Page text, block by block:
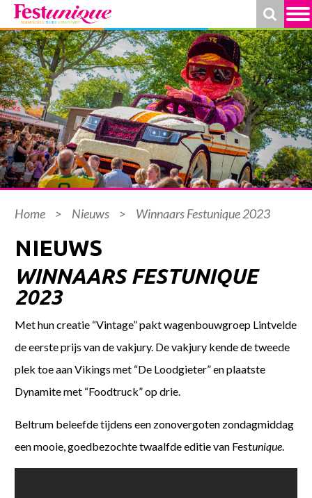
Home > Nieuws > Winnaars Festunique 2023
NIEUWS
WINNAARS FESTUNIQUE
2023
Met hun creatie “Vintage” pakt wagenbouwgroep Lintvelde
de eerste prijs van de vakjury. De vakjury kende de tweede
plek toe aan Vikings met “De Loodgieter” en plaatste
Dynamite met “Foodtruck” op drie.
Beltrum beleefde tijdens een zonovergoten zondagmiddag
een mooie, goedbezochte twaalfde editie van Festunique.